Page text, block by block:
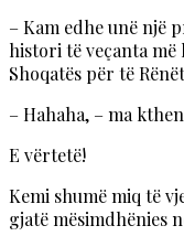
– Kam edhe unë një
histori të veçanta më
Shoqatës për të
– Hahaha, – ma
E vërtetë!
Kemi shumë miq të
gjatë mësimdhënies